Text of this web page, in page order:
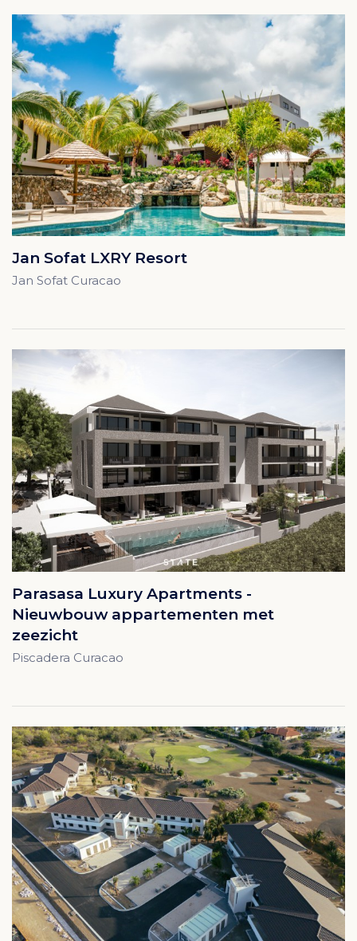
Jan Sofat LXRY Resort
Jan Sofat Curacao
Parasasa Luxury Apartments -
Nieuwbouw appartementen met
zeezicht
Piscadera Curacao